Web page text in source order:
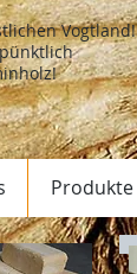
Vogtland!
Produkte